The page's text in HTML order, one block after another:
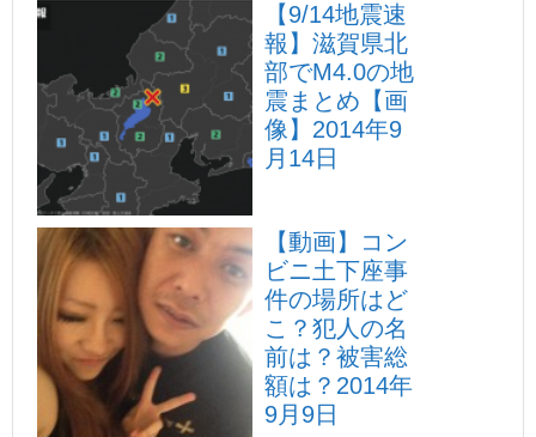
【9/14地震速
報】滋賀県北
部でM4.0の地
震まとめ【画
像】 2014年9
月14日
【動画】コン
ビニ土下座事
件の場所はど
こ？犯人の名
前は？被害総
額は？ 2014年
9月9日